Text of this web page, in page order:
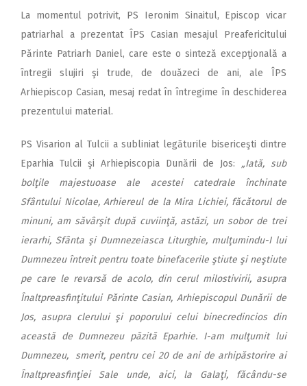
La momentul potrivit, PS Ieronim Sinaitul, Episcop vicar
patriarhal a prezentat ÎPS Casian mesajul Preafericitului
Părinte Patriarh Daniel, care este o sinteză excepţională a
întregii slujiri şi trude, de douăzeci de ani, ale ÎPS
Arhiepiscop Casian, mesaj redat în întregime în deschiderea
prezentului material.
PS Visarion al Tulcii a subliniat legăturile bisericeşti dintre
Eparhia Tulcii şi Arhiepiscopia Dunării de Jos: „Iată, sub
bolţile majestuoase ale acestei catedrale închinate
Sfântului Nicolae, Arhiereul de la Mira Lichiei, făcătorul de
minuni, am săvârşit după cuviinţă, astăzi, un sobor de trei
ierarhi, Sfânta şi Dumnezeiasca Liturghie, mulţumindu-I lui
Dumnezeu întreit pentru toate binefacerile ştiute şi neştiute
pe care le revarsă de acolo, din cerul milostivirii, asupra
Înaltpreasfinţitului Părinte Casian, Arhiepiscopul Dunării de
Jos, asupra clerului şi poporului celui binecredincios din
această de Dumnezeu păzită Eparhie. I-am mulţumit lui
Dumnezeu, smerit, pentru cei 20 de ani de arhipăstorire ai
Înaltpreasfinţiei Sale unde, aici, la Galaţi, făcându-se